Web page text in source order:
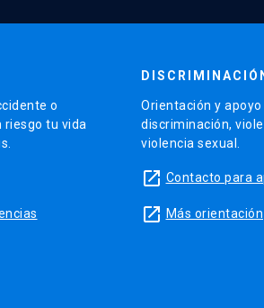
o
riesgo tu vida
Orientación y apoyo
discriminación,
violencia sexual.
launch Contacto para
launch Más orientación